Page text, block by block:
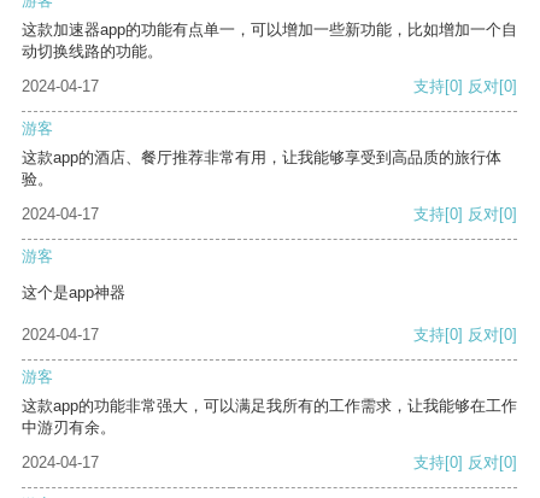
这款加速器app的功能有点单一，可以增加一些新功能，比如增加一个自
动切换线路的功能。
2024-04-17
支持[0] 反对[0]
游客
这款app的酒店、餐厅推荐非常有用，让我能够享受到高品质的旅行体
验。
2024-04-17
支持[0] 反对[0]
游客
这个是app神器
2024-04-17 支持[0] 反对[0]
游客
这款app的功能非常强大，可以满足我所有的工作需求，让我能够在工作
中游刃有余。
2024-04-17
支持[0] 反对[0]